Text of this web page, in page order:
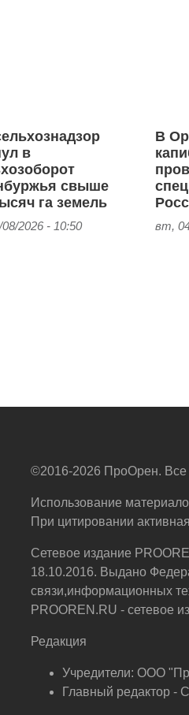
в
свыше
га земель
2026 - 10:50
В
вт,
©2016-2026 ПроОрен.
Использование
При цитировании
Сетевое издание
18.10.2016. Выдано
связи,информационных
PROOREN.RU - сетевое
Редакция
Учредители: ООО
Главный редактор -